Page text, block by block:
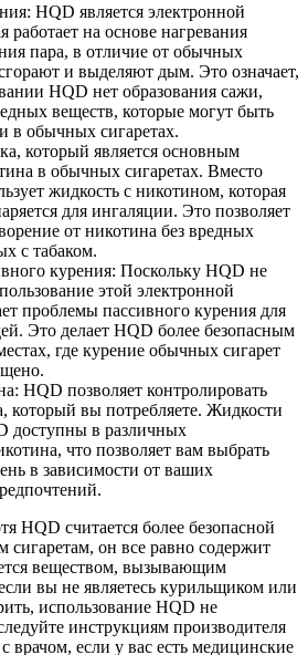
HQD является электронной
работает на основе нагревания
пара, в отличие от обычных
и выделяют дым. Это означает,
HQD нет образования сажи,
веществ, которые могут быть
в обычных сигаретах.
который является основным
в обычных сигаретах. Вместо
жидкость с никотином, которая
для ингаляции. Это позволяет
от никотина без вредных
с табаком.
курения: Поскольку HQD не
этой электронной
проблемы пассивного курения для
Это делает HQD более безопасным
где курение обычных сигарет
HQD позволяет контролировать
который вы потребляете. Жидкости
доступны в различных
что позволяет вам выбрать
в зависимости от ваших
HQD считается более безопасной
сигаретам, он все равно содержит
веществом, вызывающим
вы не являетесь курильщиком или
использование HQD не
инструкциям производителя
врачом, если у вас есть медицинские